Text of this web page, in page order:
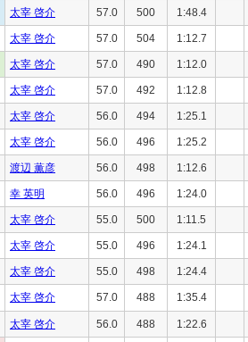
太宰 啓介 57.0 500 1:48.4
太宰 啓介 57.0 504 1:12.7
太宰 啓介 57.0 490 1:12.0
太宰 啓介 57.0 492 1:12.8
太宰 啓介 56.0 494 1:25.1
太宰 啓介 56.0 496 1:25.2
渡辺 薫彦 56.0 498 1:12.6
幸 英明 56.0 496 1:24.0
太宰 啓介 55.0 500 1:11.5
太宰 啓介 55.0 496 1:24.1
太宰 啓介 55.0 498 1:24.4
太宰 啓介 57.0 488 1:35.4
太宰 啓介 56.0 488 1:22.6